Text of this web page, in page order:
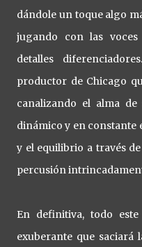
dándole un toque algo
jugando con las
detalles
productor de Chicago
canalizando el alma
dinámico y en constante
y el equilibrio a través
percusión
En definitiva, todo
exuberante que saciará